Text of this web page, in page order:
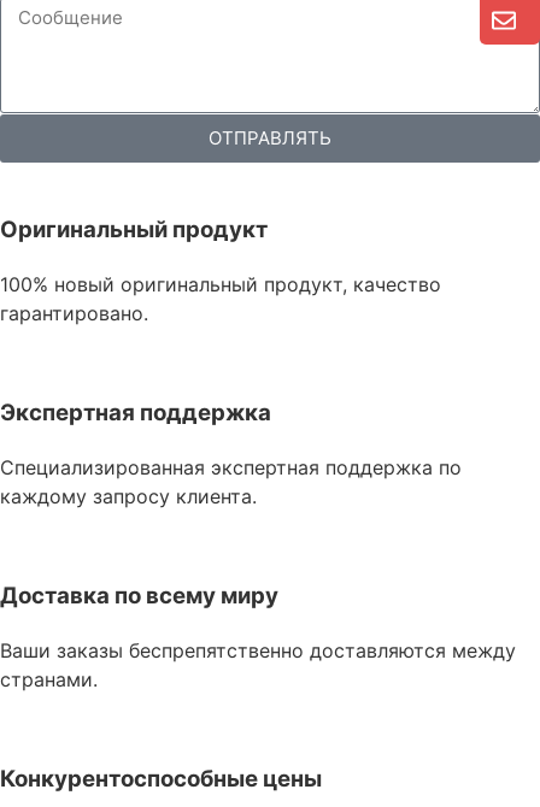
ОТПРАВЛЯТЬ
Оригинальный продукт
100% новый оригинальный продукт, качество
гарантировано.
Экспертная поддержка
Специализированная экспертная поддержка по
каждому запросу клиента.
Доставка по всему миру
Ваши заказы беспрепятственно доставляются между
странами.
Конкурентоспособные цены